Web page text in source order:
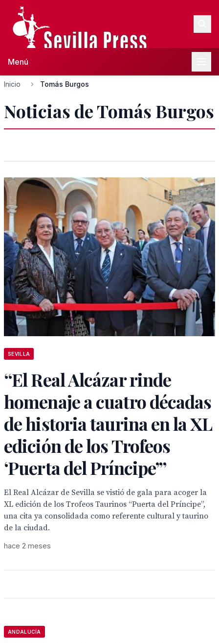
Menú
Inicio Tomás Burgos
Noticias de Tomás Burgos
SEVILLA
“El Real Alcázar rinde
homenaje a cuatro décadas
de historia taurina en la XL
edición de los Trofeos
‘Puerta del Príncipe’”
El Real Alcázar de Sevilla se vistió de gala para acoger la
XL edición de los Trofeos Taurinos “Puerta del Príncipe”,
una cita ya consolidada como referente cultural y taurino
de la ciudad.
hace 2 meses
ANDALUCÍA